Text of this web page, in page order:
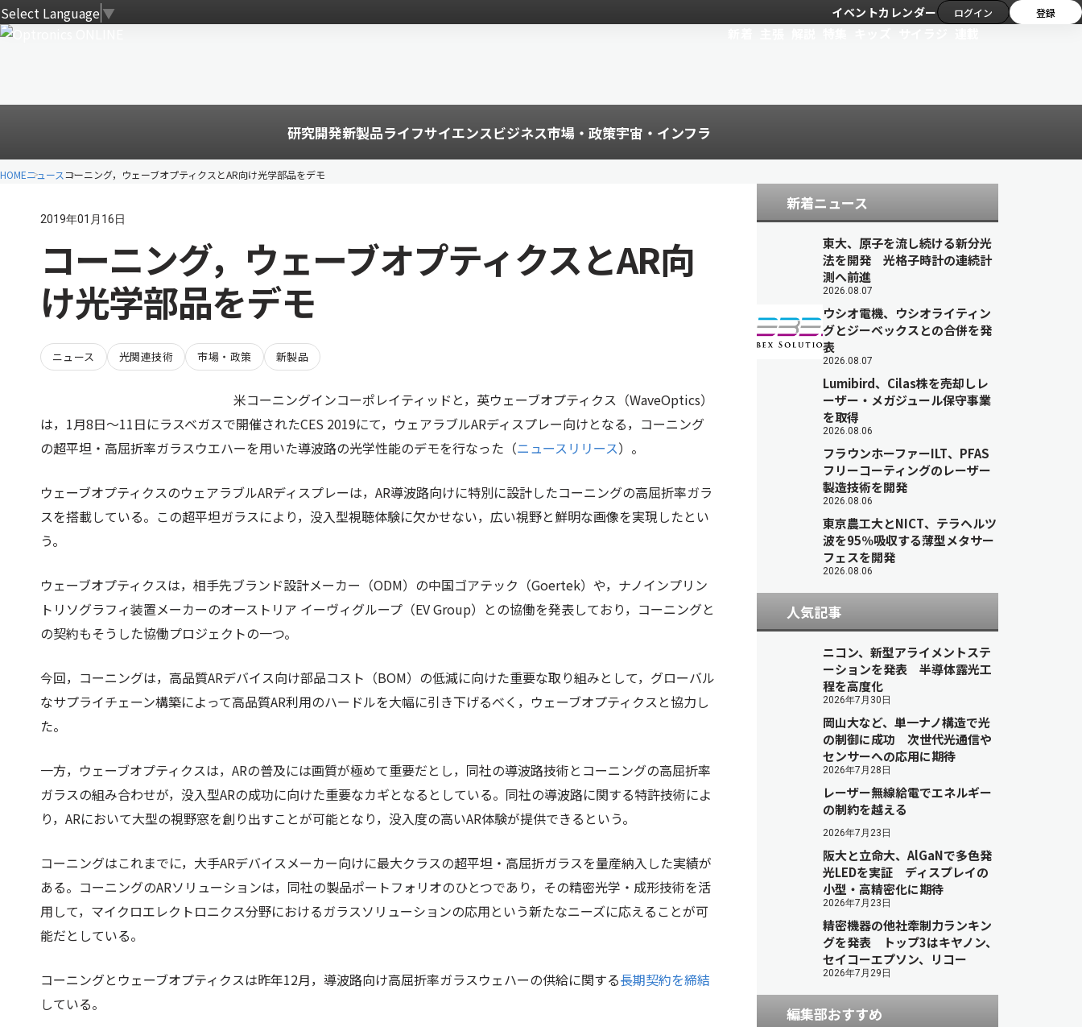
Select Language▼ イベントカレンダー ログイン 登録
研究開発新製品ライフサイエンスビジネス市場・政策宇宙・インフラ
HOMEニュースコーニング，ウェーブオプティクスとAR向け光学部品をデモ
2019年01月16日
コーニング，ウェーブオプティクスとAR向
け光学部品をデモ
ニュース 光関連技術 市場・政策 新製品
米コーニングインコーポレイティッドと，英ウェーブオプティクス（WaveOptics）
は，1月8日～11日にラスベガスで開催されたCES 2019にて，ウェアラブルARディスプレー向けとなる，コーニング
の超平坦・高屈折率ガラスウエハーを用いた導波路の光学性能のデモを行なった（ニュースリリース）。
ウェーブオプティクスのウェアラブルARディスプレーは，AR導波路向けに特別に設計したコーニングの高屈折率ガラ
スを搭載している。この超平坦ガラスにより，没入型視聴体験に欠かせない，広い視野と鮮明な画像を実現したとい
う。
ウェーブオプティクスは，相手先ブランド設計メーカー（ODM）の中国ゴアテック（Goertek）や，ナノインプリン
トリソグラフィ装置メーカーのオーストリア イーヴィグループ（EV Group）との協働を発表しており，コーニングと
の契約もそうした協働プロジェクトの一つ。
今回，コーニングは，高品質ARデバイス向け部品コスト（BOM）の低減に向けた重要な取り組みとして，グローバル
なサプライチェーン構築によって高品質AR利用のハードルを大幅に引き下げるべく，ウェーブオプティクスと協力し
た。
一方，ウェーブオプティクスは，ARの普及には画質が極めて重要だとし，同社の導波路技術とコーニングの高屈折率
ガラスの組み合わせが，没入型ARの成功に向けた重要なカギとなるとしている。同社の導波路に関する特許技術によ
り，ARにおいて大型の視野窓を創り出すことが可能となり，没入度の高いAR体験が提供できるという。
コーニングはこれまでに，大手ARデバイスメーカー向けに最大クラスの超平坦・高屈折ガラスを量産納入した実績が
ある。コーニングのARソリューションは，同社の製品ポートフォリオのひとつであり，その精密光学・成形技術を活
用して，マイクロエレクトロニクス分野におけるガラスソリューションの応用という新たなニーズに応えることが可
能だとしている。
コーニングとウェーブオプティクスは昨年12月，導波路向け高屈折率ガラスウェハーの供給に関する長期契約を締結
している。
新着ニュース
東大、原子を流し続ける新分光
法を開発 光格子時計の連続計
測へ前進
2026.08.07
ウシオ電機、ウシオライティン
グとジーベックスとの合併を発
表
2026.08.07
Lumibird、Cilas株を売却しレ
ーザー・メガジュール保守事業
を取得
2026.08.06
フラウンホーファーILT、PFAS
フリーコーティングのレーザー
製造技術を開発
2026.08.06
東京農工大とNICT、テラヘルツ
波を95％吸収する薄型メタサー
フェスを開発
2026.08.06
人気記事
ニコン、新型アライメントステ
ーションを発表 半導体露光工
程を高度化
2026年7月30日
岡山大など、単一ナノ構造で光
の制御に成功 次世代光通信や
センサーへの応用に期待
2026年7月28日
レーザー無線給電でエネルギー
の制約を越える
2026年7月23日
阪大と立命大、AlGaNで多色発
光LEDを実証 ディスプレイの
小型・高精密化に期待
2026年7月23日
精密機器の他社牽制力ランキン
グを発表 トップ3はキヤノン、
セイコーエプソン、リコー
2026年7月29日
編集部おすすめ